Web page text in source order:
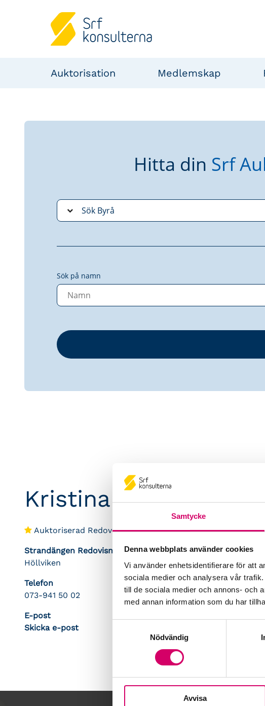
Samtycke
Denna webbplats använder cookies
Vi använder enhetsidentifierare för att
sociala medier och analysera vår
till de sociala medier och annons- och
med annan information som du har
Nödvändig
Avvisa
Auktorisation Medlemskap
Hitta din Srf
Sök på namn
Kristina Mellvé
Auktoriserad Redovisningskonsult
Strandängen Redovisning AB
Höllviken
Telefon
073-941 50 02
E-post
Skicka e-post